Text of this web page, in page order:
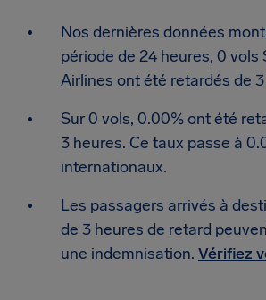
Nos dernières données
période de 24 heures, 0 vols
Airlines ont été retardés de
Sur 0 vols, 0.00% ont été
3 heures. Ce taux passe à
internationaux.
Les passagers arrivés à
de 3 heures de retard
une indemnisation. Vérifiez